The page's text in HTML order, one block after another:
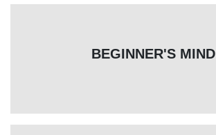
BEGINNER'S MIND